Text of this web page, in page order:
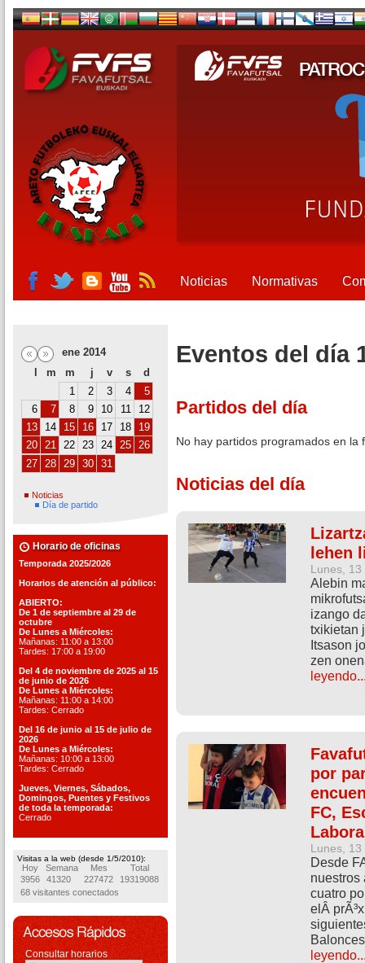
Noticias Normativas
ene 2014
m m j v s
d
1
2 3 4
5
6
7 8 9 10 11
12
13
14 15 16 17 18
19
20 21 22 23 24 25 26
27 28 29 30 31
Noticias
Día de partido
Horario de oficinas
Temporada 2025/2026
Horarios de atención al público:
ABIERTO:
De 1 de septiembre al 29 de
octubre
De Lunes a Miércoles:
Mañanas: 11:00 a 13:00
Tardes: 17:00 a 19:00
Del 4 de noviembre de 2025 al 15
de junio de 2026
De Lunes a Miércoles:
Mañanas: 11:00 a 14:00
Tardes: Cerrado
Del 16 de junio al 15 de julio de
2026
De Lunes a Miércoles:
Mañanas: 10:00 a 13:00
Tardes: Cerrado
Jueves, Viernes, Sábados,
Domingos, Puentes y Festivos
de toda la temporada:
Cerrado
Visitas a la web (desde 1/5/2010):
Hoy Semana Mes
Total
3956
41320 227472
19319088
68 visitantes conectados
Consultar horarios
Eventos del día
Partidos del día
No hay partidos programados en la
Noticias del día
lehen
Lunes,
Alebin
izango
txikietan
Itsason
zen
por
FC,
Lunes,
Desde
nuestros
cuatro
elÂ